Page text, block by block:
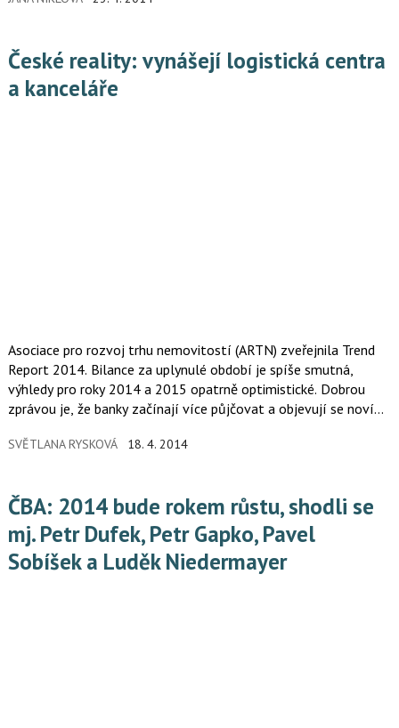
České reality: vynášejí logistická centra
a kanceláře
Asociace pro rozvoj trhu nemovitostí (ARTN) zveřejnila Trend
Report 2014. Bilance za uplynulé období je spíše smutná,
výhledy pro roky 2014 a 2015 opatrně optimistické. Dobrou
zprávou je, že banky začínají více půjčovat a objevují se noví
SVĚTLANA RYSKOVÁ 18. 4. 2014
ČBA: 2014 bude rokem růstu, shodli se
mj. Petr Dufek, Petr Gapko, Pavel
Sobíšek a Luděk Niedermayer